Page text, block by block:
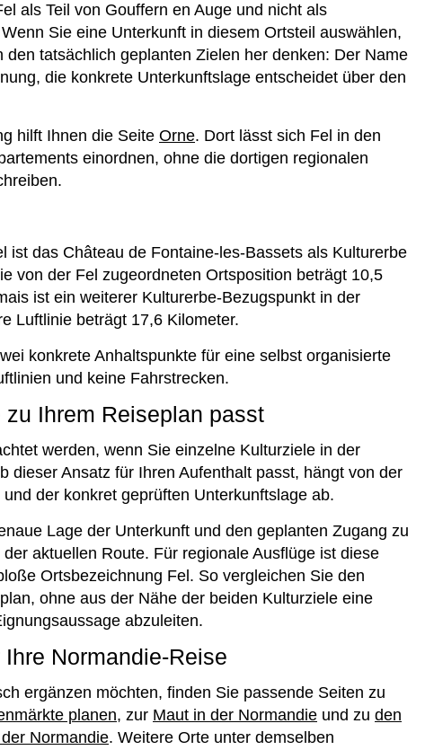
als Teil von Gouffern en Auge und nicht als
Sie eine Unterkunft in diesem Ortsteil auswählen,
tatsächlich geplanten Zielen her denken: Der Name
die konkrete Unterkunftslage entscheidet über den
hilft Ihnen die Seite Orne. Dort lässt sich Fel in den
einordnen, ohne die dortigen regionalen
ist das Château de Fontaine-les-Bassets als Kulturerbe
von der Fel zugeordneten Ortsposition beträgt 10,5
ist ein weiterer Kulturerbe-Bezugspunkt in der
Luftlinie beträgt 17,6 Kilometer.
konkrete Anhaltspunkte für eine selbst organisierte
und keine Fahrstrecken.
Ihrem Reiseplan passt
werden, wenn Sie einzelne Kulturziele in der
dieser Ansatz für Ihren Aufenthalt passt, hängt von der
der konkret geprüften Unterkunftslage ab.
Lage der Unterkunft und den geplanten Zugang zu
aktuellen Route. Für regionale Ausflüge ist diese
Ortsbezeichnung Fel. So vergleichen Sie den
ohne aus der Nähe der beiden Kulturziele eine
abzuleiten.
Normandie-Reise
ergänzen möchten, finden Sie passende Seiten zu
planen, zur Maut in der Normandie und zu den
Normandie. Weitere Orte unter demselben